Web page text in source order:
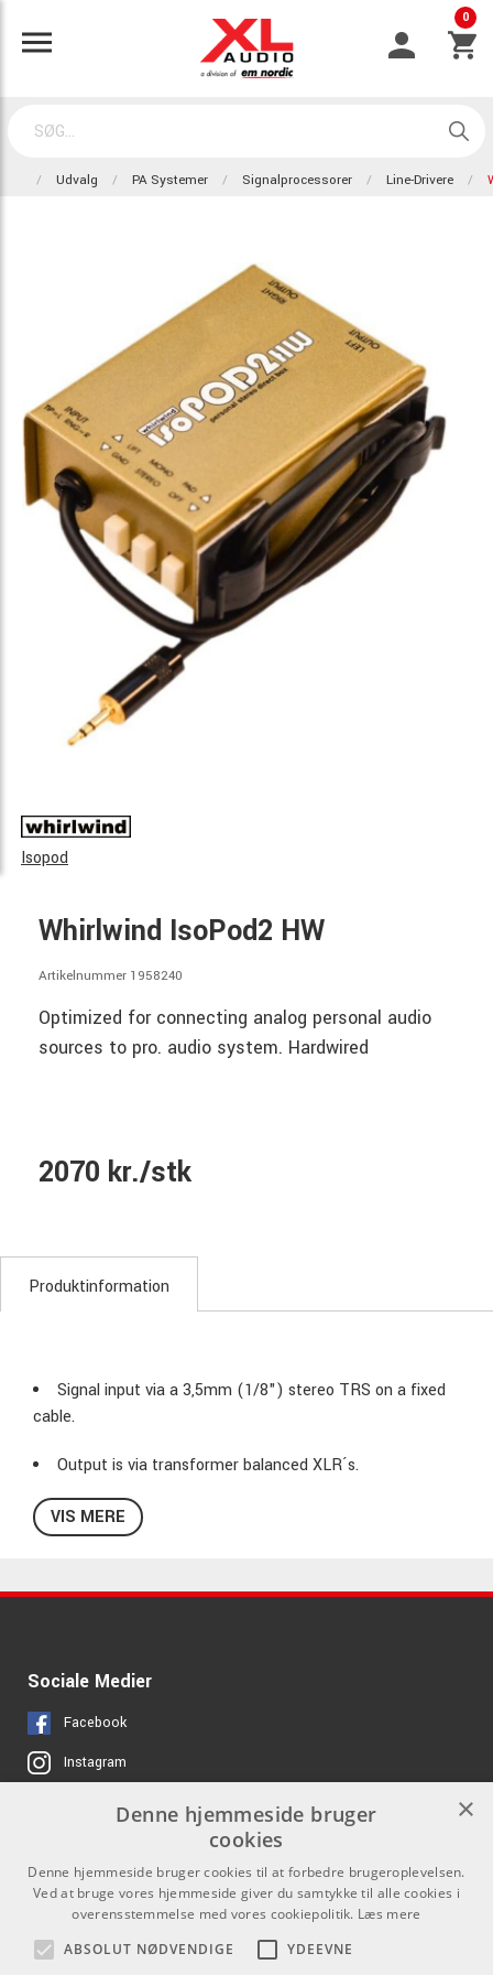
0
Udvalg PA Systemer Signalprocessorer Line-Drivere
Isopod
Whirlwind IsoPod2 HW
Artikelnummer 1958240
Optimized for connecting analog personal audio
sources to pro. audio system. Hardwired
2070 kr./stk
Produktinformation
Signal input via a 3,5mm (1/8") stereo TRS on a fixed
cable.
Output is via transformer balanced XLR´s.
Ground lift
Stereo/mono switch
VIS MERE
Sociale Medier
Facebook
Instagram
Job hos os
Agenturer
Kontakt
Som privatperson kan du ikke
købe på denne hjemmeside, alt
salg foregår gennem vores
forhandlere.
×
Denne hjemmeside bruger
cookies
Denne hjemmeside bruger cookies til at forbedre brugeroplevelsen.
Ved at bruge vores hjemmeside giver du samtykke til alle cookies i
overensstemmelse med vores cookiepolitik. Læs mere
ABSOLUT NØDVENDIGE
YDEEVNE